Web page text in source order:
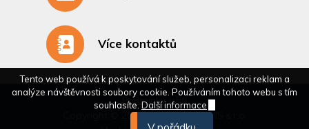
Více kontaktů
Tento web používá k poskytování služeb, personalizaci reklam a
analýze návštěvnosti soubory cookie. Používáním tohoto webu s tím
souhlasíte. Další informace
Podmínky užití
Copyright © 2026 - CONTO SERVIS s.r.o.